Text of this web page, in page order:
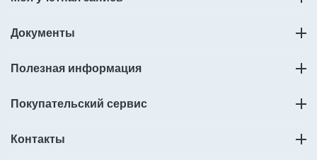
Документы
Полезная информация
Покупательский сервис
Контакты